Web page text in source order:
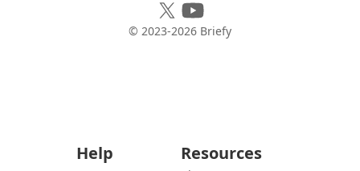
© 2023-2026 Briefy
Help Resources